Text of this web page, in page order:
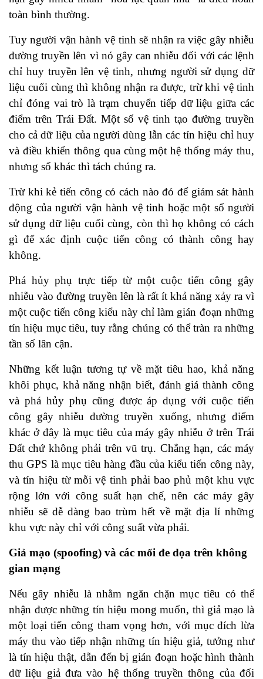
toàn bình thường.
Tuy người vận hành vệ tinh sẽ nhận ra việc gây nhiễu
đường truyền lên vì nó gây can nhiễu đối với các lệnh
chỉ huy truyền lên vệ tinh, nhưng người sử dụng dữ
liệu cuối cùng thì không nhận ra được, trừ khi vệ tinh
chỉ đóng vai trò là trạm chuyển tiếp dữ liệu giữa các
điểm trên Trái Đất. Một số vệ tinh tạo đường truyền
cho cả dữ liệu của người dùng lẫn các tín hiệu chỉ huy
và điều khiển thông qua cùng một hệ thống máy thu,
nhưng số khác thì tách chúng ra.
Trừ khi kẻ tiến công có cách nào đó để giám sát hành
động của người vận hành vệ tinh hoặc một số người
sử dụng dữ liệu cuối cùng, còn thì họ không có cách
gì để xác định cuộc tiến công có thành công hay
không.
Phá hủy phụ trực tiếp từ một cuộc tiến công gây
nhiễu vào đường truyền lên là rất ít khả năng xảy ra vì
một cuộc tiến công kiểu này chỉ làm gián đoạn những
tín hiệu mục tiêu, tuy rằng chúng có thể tràn ra những
tần số lân cận.
Những kết luận tương tự về mặt tiêu hao, khả năng
khôi phục, khả năng nhận biết, đánh giá thành công
và phá hủy phụ cũng được áp dụng với cuộc tiến
công gây nhiễu đường truyền xuống, nhưng điểm
khác ở đây là mục tiêu của máy gây nhiễu ở trên Trái
Đất chứ không phải trên vũ trụ. Chẳng hạn, các máy
thu GPS là mục tiêu hàng đầu của kiểu tiến công này,
và tín hiệu từ mỗi vệ tinh phải bao phủ một khu vực
rộng lớn với công suất hạn chế, nên các máy gây
nhiễu sẽ dễ dàng bao trùm hết về mặt địa lí những
khu vực này chỉ với công suất vừa phải.
Giả mạo (spoofing) và các mối đe dọa trên không
gian mạng
Nếu gây nhiễu là nhằm ngăn chặn mục tiêu có thể
nhận được những tín hiệu mong muốn, thì giả mạo là
một loại tiến công tham vọng hơn, với mục đích lừa
máy thu vào tiếp nhận những tín hiệu giả, tưởng như
là tín hiệu thật, dẫn đến bị gián đoạn hoặc hình thành
dữ liệu giả đưa vào hệ thống truyền thông của đối